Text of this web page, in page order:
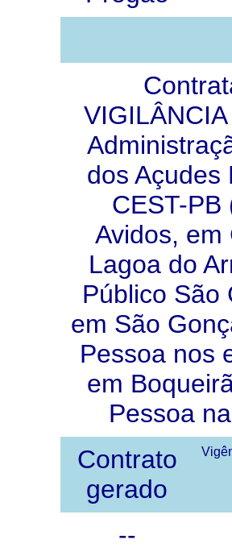
dos Açudes
CEST-
Avidos, em
Lagoa do
Público São
em São
Pessoa nos
em
Pessoa
Contrato
gerado
--